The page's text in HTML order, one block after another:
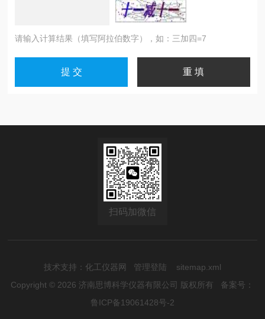
请输入计算结果（填写阿拉伯数字），如：三加四=7
扫码加微信
技术支持： 化工仪器网 管理登陆
sitemap.xml
Copyright © 2026 济南思博科学仪器有限公司 版权所有 备案号：
鲁ICP备19061428号-2